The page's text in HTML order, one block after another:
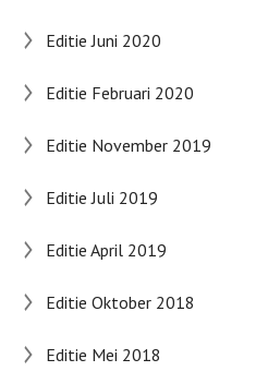
Editie Juni 2020
Editie Februari 2020
Editie November 2019
Editie Juli 2019
Editie April 2019
Editie Oktober 2018
Editie Mei 2018